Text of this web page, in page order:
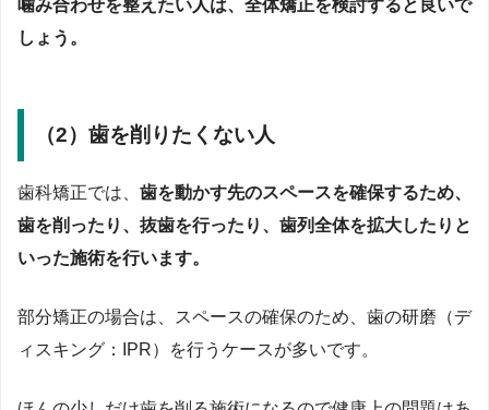
噛み合わせを整えたい人は、全体矯正を検討すると良いで
しょう。
（2）歯を削りたくない人
歯科矯正では、 歯を動かす先のスペースを確保するため、
歯を削ったり、抜歯を行ったり、歯列全体を拡大したりと
いった施術を行います。
部分矯正の場合は、スペースの確保のため、歯の研磨（デ
ィスキング：IPR）を行うケースが多いです。